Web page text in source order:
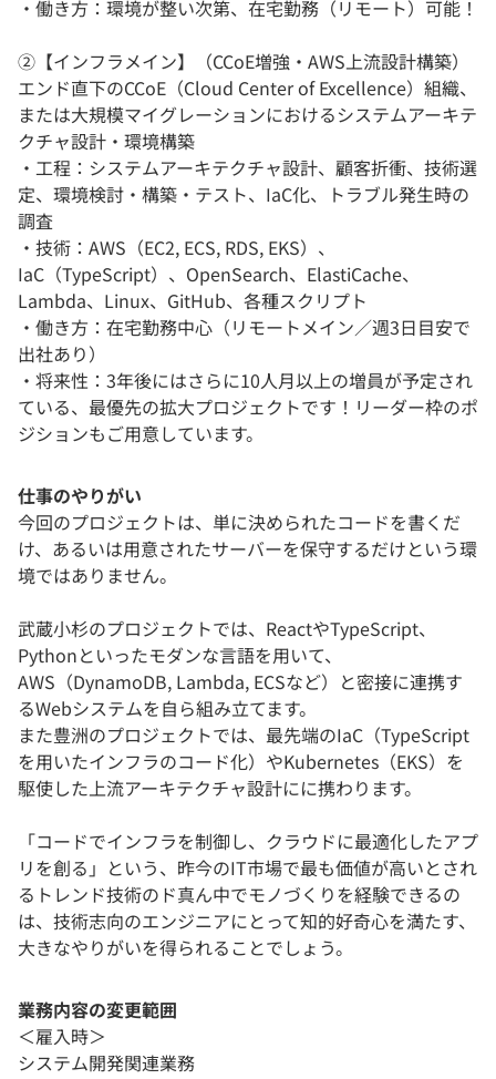
・働き方：環境が整い次第、在宅勤務（リモート）可能！
②【インフラメイン】（CCoE増強・AWS上流設計構築）
エンド直下のCCoE（Cloud Center of Excellence）組織、
または大規模マイグレーションにおけるシステムアーキテ
クチャ設計・環境構築
・工程：システムアーキテクチャ設計、顧客折衝、技術選
定、環境検討・構築・テスト、IaC化、トラブル発生時の
調査
・技術：AWS（EC2, ECS, RDS, EKS）、
IaC（TypeScript）、OpenSearch、ElastiCache、
Lambda、Linux、GitHub、各種スクリプト
・働き方：在宅勤務中心（リモートメイン／週3日目安で
出社あり）
・将来性：3年後にはさらに10人月以上の増員が予定され
ている、最優先の拡大プロジェクトです！リーダー枠のポ
ジションもご用意しています。
仕事のやりがい
今回のプロジェクトは、単に決められたコードを書くだ
け、あるいは用意されたサーバーを保守するだけという環
境ではありません。
武蔵小杉のプロジェクトでは、ReactやTypeScript、
Pythonといったモダンな言語を用いて、
AWS（DynamoDB, Lambda, ECSなど）と密接に連携す
るWebシステムを自ら組み立てます。
また豊洲のプロジェクトでは、最先端のIaC（TypeScript
を用いたインフラのコード化）やKubernetes（EKS）を
駆使した上流アーキテクチャ設計にに携わります。
「コードでインフラを制御し、クラウドに最適化したアプ
リを創る」という、昨今のIT市場で最も価値が高いとされ
るトレンド技術のド真ん中でモノづくりを経験できるの
は、技術志向のエンジニアにとって知的好奇心を満たす、
大きなやりがいを得られることでしょう。
業務内容の変更範囲
＜雇入時＞
システム開発関連業務